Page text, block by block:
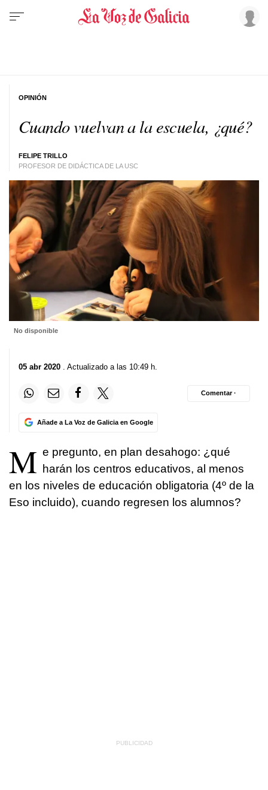
Cuando vuelvan a la escuela, ¿qué?
FELIPE TRILLO
PROFESOR DE DIDÁCTICA DE LA USC
OPINIÓN
No disponible
05 abr 2020 . Actualizado a las 10:49 h.
Añade a La Voz de Galicia en Google
Comentar ·
M e pregunto, en plan desahogo: ¿qué
harán los centros educativos, al menos
en los niveles de educación obligatoria (4º de la
Eso incluido), cuando regresen los alumnos?